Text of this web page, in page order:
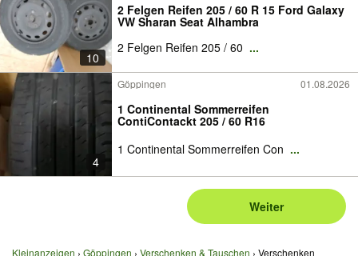
10
2 Felgen Reifen 205 / 60 R 15 Ford Galaxy
VW Sharan Seat Alhambra
2 Felgen Reifen 205 / 60 ...
4
Göppingen 01.08.2026
1 Continental Sommerreifen
ContiContackt 205 / 60 R16
1 Continental Sommerreifen Con ...
Weiter
Kleinanzeigen Göppingen Verschenken & Tauschen Verschenken